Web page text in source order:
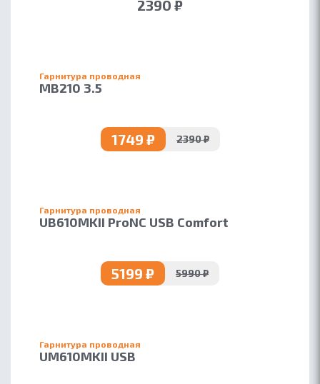
2390 ₽
Гарнитура проводная
MB210 3.5
1749 ₽ 2390 ₽
Гарнитура проводная
UB610MKII ProNC USB Comfort
5199 ₽ 5990 ₽
Гарнитура проводная
UM610MKII USB